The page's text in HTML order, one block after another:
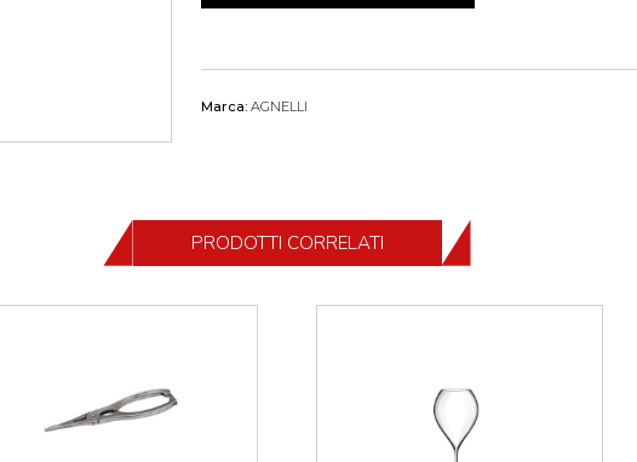
Marca: AGNELLI
PRODOTTI CORRELATI